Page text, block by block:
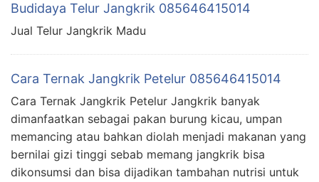
Budidaya Telur Jangkrik 085646415014
Jual Telur Jangkrik Madu
Cara Ternak Jangkrik Petelur 085646415014
Cara Ternak Jangkrik Petelur Jangkrik banyak
dimanfaatkan sebagai pakan burung kicau, umpan
memancing atau bahkan diolah menjadi makanan yang
bernilai gizi tinggi sebab memang jangkrik bisa
dikonsumsi dan bisa dijadikan tambahan nutrisi untuk